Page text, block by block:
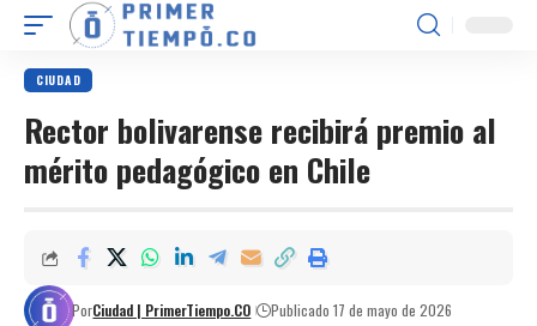
CIUDAD
Rector bolivarense recibirá premio al
mérito pedagógico en Chile
PorCiudad | PrimerTiempo.CO Publicado 17 de mayo de 2026